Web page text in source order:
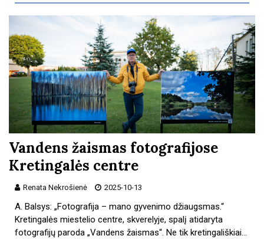
Vandens žaismas fotografijose
Kretingalės centre
Renata Nekrošienė 2025-10-13
A. Balsys: „Fotografija – mano gyvenimo džiaugsmas.“
Kretingalės miestelio centre, skverelyje, spalį atidaryta
fotografijų paroda „Vandens žaismas“. Ne tik kretingališkiai…